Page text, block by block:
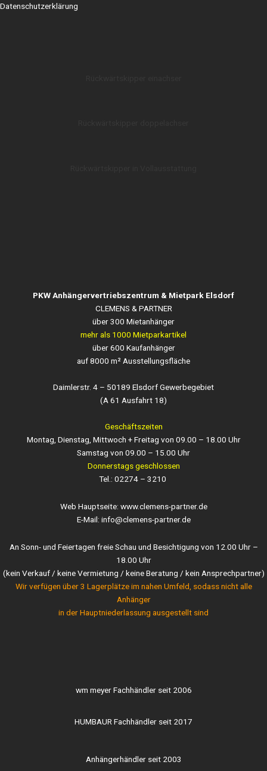
Datenschutzerklärung
PKW Anhängervertriebszentrum & Mietpark Elsdorf
CLEMENS & PARTNER
über 300 Mietanhänger
mehr als 1000 Mietparkartikel
über 600 Kaufanhänger
auf 8000 m² Ausstellungsfläche
Daimlerstr. 4 – 50189 Elsdorf Gewerbegebiet
(A 61 Ausfahrt 18)
Geschäftszeiten
Montag, Dienstag, Mittwoch + Freitag von 09.00 – 18.00 Uhr
Samstag von 09.00 – 15.00 Uhr
Donnerstags geschlossen
Tel.: 02274 – 3210
Web Hauptseite: www.clemens-partner.de
E-Mail: info@clemens-partner.de
An Sonn- und Feiertagen freie Schau und Besichtigung von 12.00 Uhr –
18.00 Uhr
(kein Verkauf / keine Vermietung / keine Beratung / kein Ansprechpartner)
Wir verfügen über 3 Lagerplätze im nahen Umfeld, sodass nicht alle
Anhänger
in der Hauptniederlassung ausgestellt sind
wm meyer Fachhändler seit 2006
HUMBAUR Fachhändler seit 2017
Anhängerhändler seit 2003